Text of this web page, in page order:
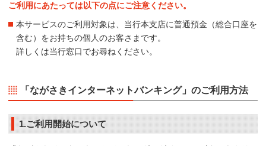
ご利用にあたっては以下の点にご注意ください。
本サービスのご利用対象は、当行本支店に普通預金（総合口座を
含む）をお持ちの個人のお客さまです。
詳しくは当行窓口でお尋ねください。
「ながさきインターネットバンキング」のご利用方法
1.ご利用開始について